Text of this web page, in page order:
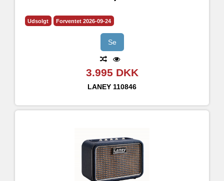
Udsolgt Forventet 2026-09-24
Se
3.995 DKK
LANEY 110846